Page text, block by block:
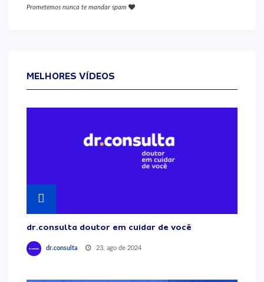
Prometemos nunca te mandar spam
MELHORES VÍDEOS
dr.consulta doutor em cuidar de você
dr.consulta 23, ago de 2024